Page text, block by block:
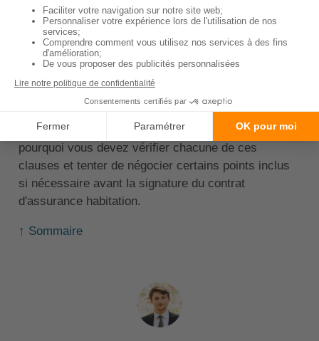
ladurée de validité du contrat,
les motifs et la procédure de résiliation du
contrat.
Le délai de carence est la période en début de
contrat durant laquelle aucune garantie n'est valable,
délai de carencetrop
long peut par exemple vous être préjudiciable. C'est
pourquoi vous devez vérifier chacune de ces
clauses et tenter de négocier certains points inclus
si nécessaire avant la signature du contrat
d'assurance habitation.
↑ Sommaire